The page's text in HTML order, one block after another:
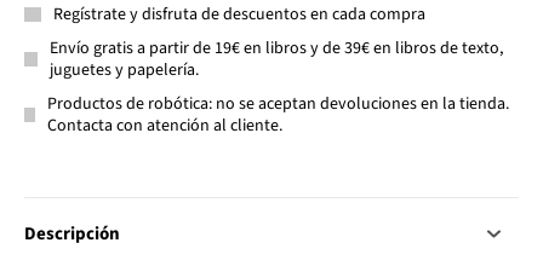
Regístrate y disfruta de descuentos en cada compra
Envío gratis a partir de 19€ en libros y de 39€ en libros de texto,
juguetes y papelería.
Productos de robótica: no se aceptan devoluciones en la tienda.
Contacta con atención al cliente.
Descripción